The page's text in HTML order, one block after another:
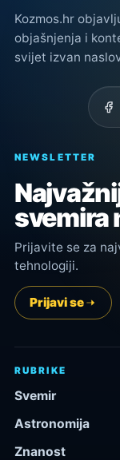
Kozmos.hr
objašnjenja i
svijet izvan
NEWSLETTER
svemira
Prijavite se za
tehnologiji.
Prijavi se
RUBRIKE
Svemir
Astronomija
Znanost